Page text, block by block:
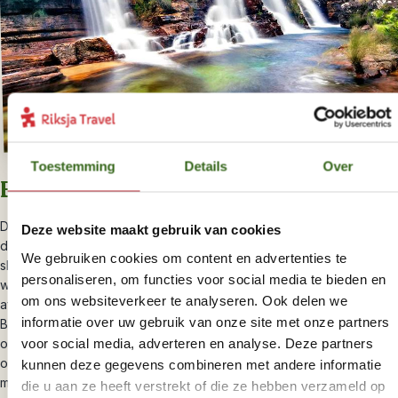
Toestemming Details Over
Deze website maakt gebruik van cookies
We gebruiken cookies om content en advertenties te
personaliseren, om functies voor social media te bieden en
om ons websiteverkeer te analyseren. Ook delen we
informatie over uw gebruik van onze site met onze partners
voor social media, adverteren en analyse. Deze partners
kunnen deze gegevens combineren met andere informatie
die u aan ze heeft verstrekt of die ze hebben verzameld op
Excursie in de omgeving
Dicht bij de stad ligt het prettige, koloniale stadje Planaltina waar je
de rurale sfeer kunt opsnuiven. Het Parque Nacional de Brasília op
slechts 15 minuten van de stad. Je treft er een zwembad en
wandelpaden door de bossen. Per taxi (wel even een prijs
afspreken) is dit goed te doen. Verder weg, op 200 km van
Brasília, ligt het nationale park Chapada dos Veadeiros. Dit is een
oase van rust met talloze watervallen en natuurlijke vennen,
overschaduwd door palmbomen. Er is een gevarieerd dierenleven
met capibara’s, herten, wolven, toekans etc. Vanuit je hotel kun je